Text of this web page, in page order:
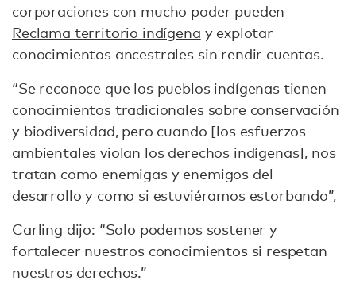
corporaciones con mucho poder pueden
Reclama territorio indígena y explotar
conocimientos ancestrales sin rendir cuentas.
“Se reconoce que los pueblos indígenas tienen
conocimientos tradicionales sobre conservación
y biodiversidad, pero cuando [los esfuerzos
ambientales violan los derechos indígenas], nos
tratan como enemigas y enemigos del
desarrollo y como si estuviéramos estorbando”,
Carling dijo: “Solo podemos sostener y
fortalecer nuestros conocimientos si respetan
nuestros derechos.”